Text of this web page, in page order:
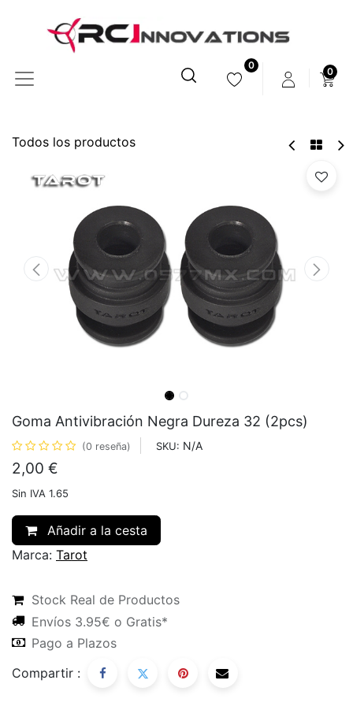
0
0
Todos los productos
Goma Antivibración Negra Dureza 32 (2pcs)
(0 reseña) SKU: N/A
2,00 €
Sin IVA 1.65
Añadir a la cesta
Marca: Tarot
Stock Real de Productos
Envíos 3.95€ o Gratis*
Pago a Plazos
Compartir :